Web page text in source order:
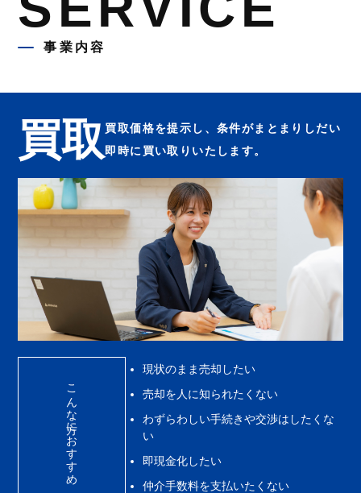
事業内容
買取買取価格を提示し、条件がまとまりしだい
即時に買い取りいたします。
こんな方におすすめ
現状のまま売却したい
売却を人に知られたくない
わずらわしい手続きや交渉はしたくな
い
即現金化したい
仲介手数料を支払いたくない